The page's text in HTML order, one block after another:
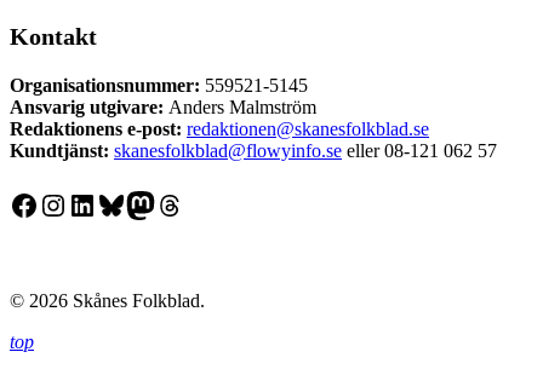
Kontakt
Organisationsnummer: 559521-5145
Ansvarig utgivare: Anders Malmström
Redaktionens e-post: redaktionen@skanesfolkblad.se
Kundtjänst: skanesfolkblad@flowyinfo.se eller 08-121 062 57
Facebook
Instagram
LinkedIn
Bluesky
Mastodon
Threads
© 2026 Skånes Folkblad.
top